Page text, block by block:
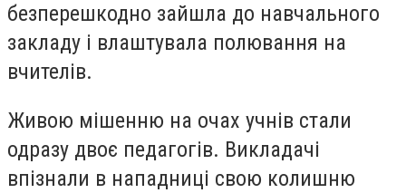
безперешкодно зайшла до навчального
закладу і влаштувала полювання на
вчителів.
Живою мішенню на очах учнів стали
одразу двоє педагогів. Викладачі
впізнали в нападниці свою колишню